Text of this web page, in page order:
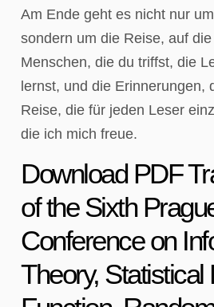
Am Ende geht es nicht nur
sondern um die Reise, auf
Menschen, die du triffst, die
lernst, und die Erinnerungen,
Reise, die für jeden Leser
die ich mich freue.
Download PDF
of the Sixth
Conference on
Theory, Statistical